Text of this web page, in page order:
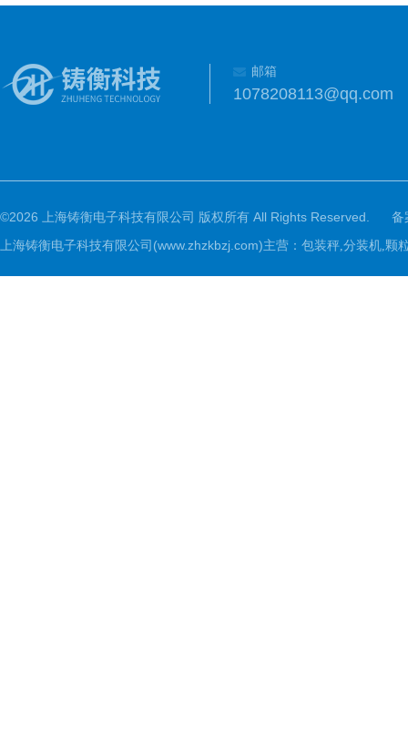
邮箱
1078208113@qq.com
©2026 上海铸衡电子科技有限公司 版权所有 All Rights Reserved.
备
上海铸衡电子科技有限公司(www.zhzkbzj.com)主营： 包装秤,分装机,颗